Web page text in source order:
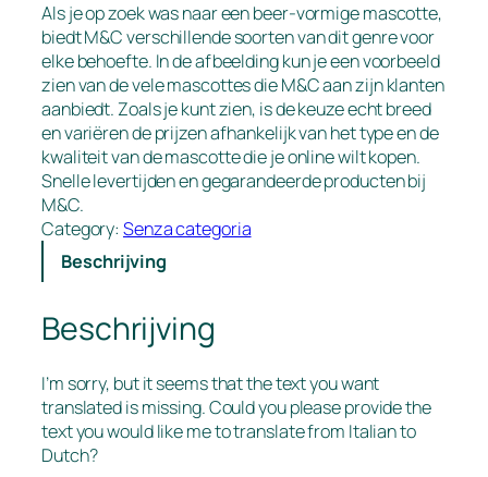
Als je op zoek was naar een beer-vormige mascotte,
biedt M&C verschillende soorten van dit genre voor
elke behoefte. In de afbeelding kun je een voorbeeld
zien van de vele mascottes die M&C aan zijn klanten
aanbiedt. Zoals je kunt zien, is de keuze echt breed
en variëren de prijzen afhankelijk van het type en de
kwaliteit van de mascotte die je online wilt kopen.
Snelle levertijden en gegarandeerde producten bij
M&C.
Category:Senza categoria
Beschrijving
Beschrijving
I’m sorry, but it seems that the text you want
translated is missing. Could you please provide the
text you would like me to translate from Italian to
Dutch?